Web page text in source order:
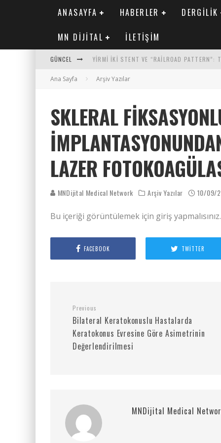
ANASAYFA HABERLER DERGILIK
MN DIJITAL İLETIŞIM
GÜNCEL YIRMI İKI STENT VE “RAILROAD PATTERN”:
SAFEN VEN GREFT HASTALIĞI ILE İLIŞKILI
MN KARDIYOLOJI YIL 33 SAYI 2 2026
Ana Sayfa Arşiv Yazılar
SKLERAL
LAZER
MNDijital Medical Network Arşiv Yazılar 10/09/
Bu içeriği görüntülemek için giriş
FACEBOOK TWITTER
Previous
Bilateral Keratokonuslu Hastalarda
Keratokonus Evresine Göre Asimetrinin
Değerlendirilmesi
MNDijital Medical